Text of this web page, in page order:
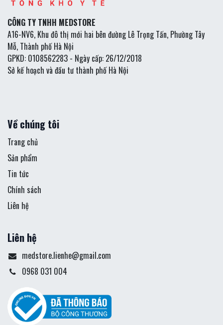
CÔNG TY TNHH MEDSTORE
A16-NV6, Khu đô thị mới hai bên đường Lê Trọng Tấn, Phường Tây
Mỗ, Thành phố Hà Nội
GPKD: 0108562283 - Ngày cấp: 26/12/2018
Sở kế hoạch và đầu tư thành phố Hà Nội
Về chúng tôi
Trang chủ
Sản phẩm
Tin tức
Chính sách
Liên hệ
Liên hệ
medstore.lienhe@gmail.com
0968 031 004